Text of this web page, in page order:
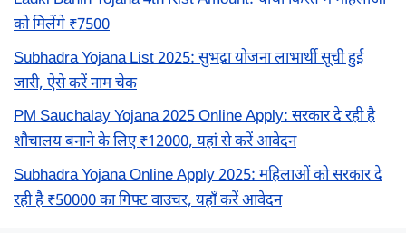
को मिलेंगे ₹7500
Subhadra Yojana List 2025: सुभद्रा योजना लाभार्थी सूची हुई
जारी, ऐसे करें नाम चेक
PM Sauchalay Yojana 2025 Online Apply: सरकार दे रही है
शौचालय बनाने के लिए ₹12000, यहां से करें आवेदन
Subhadra Yojana Online Apply 2025: महिलाओं को सरकार दे
रही है ₹50000 का गिफ्ट वाउचर, यहाँ करें आवेदन